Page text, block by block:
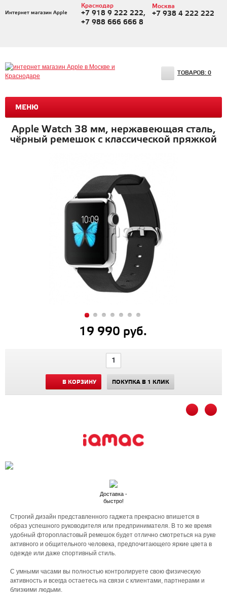
Интернет магазин Apple
Краснодар
+7 918 9 222 222,
+7 988 666 666 8
Москва
+7 938 4 222 222
МЕНЮ
ТОВАРОВ: 0
Apple Watch 38 мм, нержавеющая сталь,
чёрный ремешок с классической пряжкой
19 990 руб.
В КОРЗИНУ ПОКУПКА В 1 КЛИК
Доставка -
быстро!
Строгий дизайн представленного гаджета прекрасно впишется в
образ успешного руководителя или предпринимателя. В то же время
удобный фторопластовый ремешок будет отлично смотреться на руке
активного и общительного человека, предпочитающего яркие цвета в
одежде или даже спортивный стиль.
С умными часами вы полностью контролируете свою физическую
активность и всегда остаетесь на связи с клиентами, партнерами и
близкими людьми.